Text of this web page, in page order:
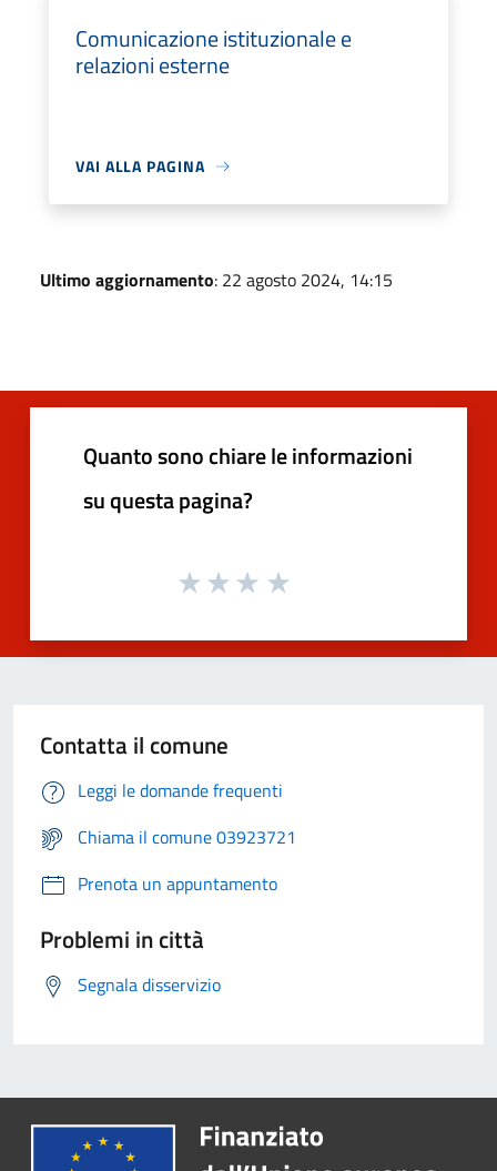
Comunicazione istituzionale e
relazioni esterne
VAI ALLA PAGINA
Ultimo aggiornamento: 22 agosto 2024, 14:15
Quanto sono chiare le informazioni
su questa pagina?
Contatta il comune
Leggi le domande frequenti
Chiama il comune 03923721
Prenota un appuntamento
Problemi in città
Segnala disservizio